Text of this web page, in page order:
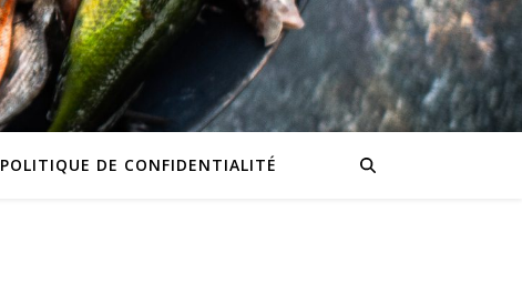
POLITIQUE DE CONFIDENTIALITÉ